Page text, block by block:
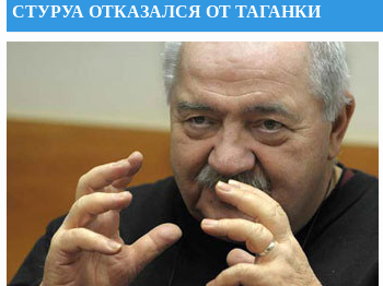
СТУРУА ОТКАЗАЛСЯ ОТ ТАГАНКИ